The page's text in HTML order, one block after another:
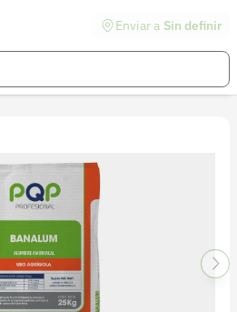
Enviar a Sin definir